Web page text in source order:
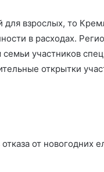
взрослых, то
в расходах.
участников
открытки
от новогодних